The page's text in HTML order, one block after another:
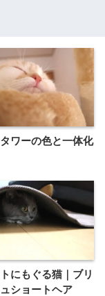
ワーの色と一体化
にもぐる猫｜ブリ
ショートヘア